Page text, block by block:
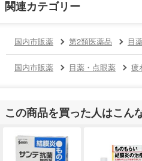
関連カテゴリー
国内市販薬 第2類医薬品 目
国内市販薬 目薬・点眼薬 疲
この商品を買った人はこん